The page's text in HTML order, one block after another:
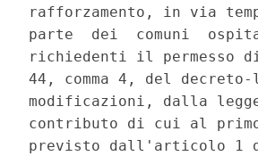
rafforzamento, in via
parte  dei  comuni
richiedenti il permesso
44, comma 4, del
modificazioni, dalla
contributo di cui al
previsto dall'articolo 1